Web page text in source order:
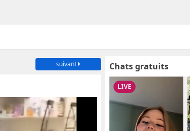
suivant Chats gratuits